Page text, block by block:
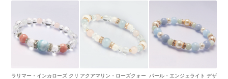
ラリマー・インカローズ クリ アクアマリン・ローズクォー
パール・エンジェライト デザ